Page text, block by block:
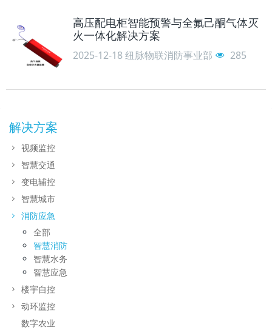
高压配电柜智能预警与全氟己酮气体灭
火一体化解决方案
2025-12-18纽脉物联消防事业部 285
解决方案
视频监控
智慧交通
变电辅控
智慧城市
消防应急
全部
智慧消防
智慧水务
智慧应急
楼宇自控
动环监控
数字农业